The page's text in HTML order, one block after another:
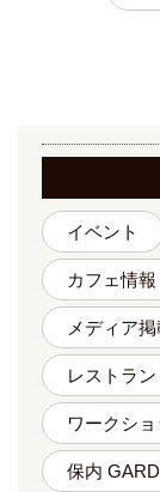
イベント
カフェ情報
メディア
レストラン
ワークシ
保内